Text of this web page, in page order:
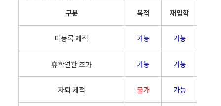
구분 복적 재입학
미등록 제적 가능 가능
휴학연한 초과 가능 가능
자퇴 제적 불가 가능